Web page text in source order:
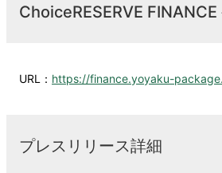
ChoiceRESERVE FINANCE
URL： https://finance.yoyaku-
プレスリリース詳細